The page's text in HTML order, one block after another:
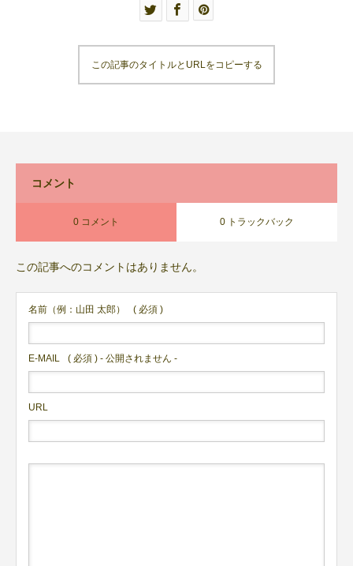
この記事のタイトルとURLをコピーする
コメント
0 コメント 0 トラックバック
この記事へのコメントはありません。
名前（例：山田 太郎） ( 必須 )
E-MAIL ( 必須 ) - 公開されません -
URL